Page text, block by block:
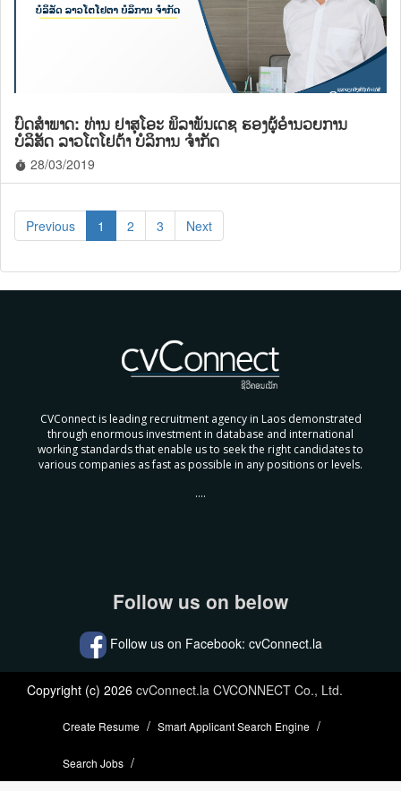
ບົດສຳພາດ: ທ່ານ ຢາສຸໂອະ ພິລາພັນເດຊ ຮອງຜູ້ອຳນວຍການ
ບໍລິສັດ ລາວໂຕໂຢຕ້າ ບໍລິການ ຈຳກັດ
timer 28/03/2019
Previous 1 2 3 Next
CVConnect is leading recruitment agency in Laos demonstrated
through enormous investment in database and international
working standards that enable us to seek the right candidates to
various companies as fast as possible in any positions or levels.
....
Follow us on below
Follow us on Facebook: cvConnect.la
Copyright (c) 2026 cvConnect.la CVCONNECT Co., Ltd.
Create Resume Smart Applicant Search Engine
Search Jobs